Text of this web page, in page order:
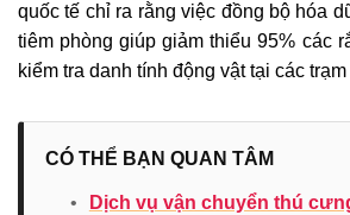
quốc tế chỉ ra rằng việc đồng bộ hóa
tiêm phòng giúp giảm thiểu 95% các
kiểm tra danh tính động vật tại các
CÓ THỂ BẠN QUAN TÂM
•
Dịch vụ vận chuyển thú